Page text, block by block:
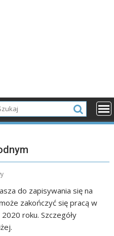
do zapisywania się na
zakończyć się pracą w
roku. Szczegóły